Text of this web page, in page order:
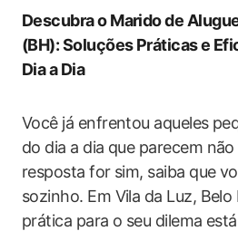
Descubra o Marido de
(BH): Soluções Práticas e
Dia a Dia
Você já enfrentou aqueles
do dia a dia que parecem
resposta for sim, saiba que
sozinho. Em Vila da Luz,
prática para o seu dilema